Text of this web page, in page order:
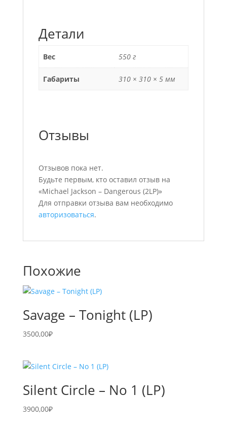
Детали
Вес 550 г
Габариты 310 × 310 × 5 мм
Отзывы
Отзывов пока нет.
Будьте первым, кто оставил отзыв на
«Michael Jackson – Dangerous (2LP)»
Для отправки отзыва вам необходимо
авторизоваться.
Похожие
Savage – Tonight (LP)
3500,00₽
Silent Circle – No 1 (LP)
3900,00₽